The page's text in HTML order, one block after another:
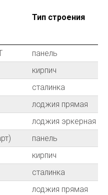
Тип строения
панель
кирпич
сталинка
лоджия прямая
лоджия эркерная
панель
кирпич
сталинка
лоджия прямая